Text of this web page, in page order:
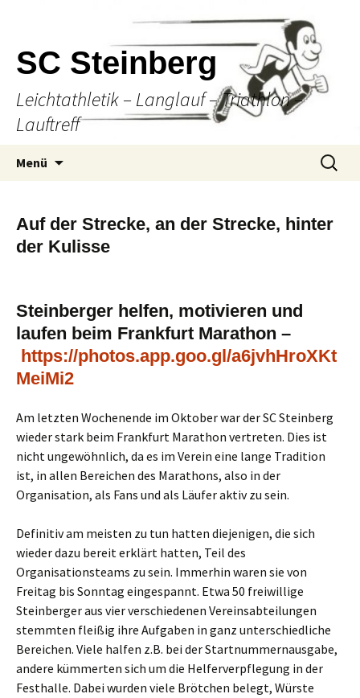
SC Steinberg
Leichtathletik – Langlauf – Triathlon –
Lauftreff
Menü
Suche
nach:
Auf der Strecke, an der Strecke, hinter
der Kulisse
Steinberger helfen, motivieren und
laufen beim Frankfurt Marathon –
https://photos.app.goo.gl/a6jvhHroXKt
MeiMi2
Am letzten Wochenende im Oktober war der SC Steinberg
wieder stark beim Frankfurt Marathon vertreten. Dies ist
nicht ungewöhnlich, da es im Verein eine lange Tradition
ist, in allen Bereichen des Marathons, also in der
Organisation, als Fans und als Läufer aktiv zu sein.
Definitiv am meisten zu tun hatten diejenigen, die sich
wieder dazu bereit erklärt hatten, Teil des
Organisationsteams zu sein. Immerhin waren sie von
Freitag bis Sonntag eingespannt. Etwa 50 freiwillige
Steinberger aus vier verschiedenen Vereinsabteilungen
stemmten fleißig ihre Aufgaben in ganz unterschiedliche
Bereichen. Viele halfen z.B. bei der Startnummernausgabe,
andere kümmerten sich um die Helferverpflegung in der
Festhalle. Dabei wurden viele Brötchen belegt, Würste